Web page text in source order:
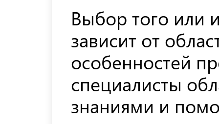
Выбор того или
зависит от
особенностей
специалисты
знаниями и